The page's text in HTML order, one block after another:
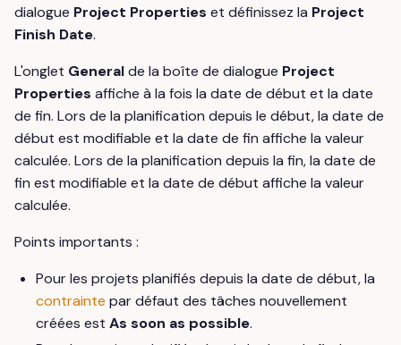
dialogue Project Properties et définissez la Project
Finish Date.
L'onglet Generalde la boîte de dialogue Project
Properties affiche à la fois la date de début et la date
de fin. Lors de la planification depuis le début, la date de
début est modifiable et la date de fin affiche la valeur
calculée. Lors de la planification depuis la fin, la date de
fin est modifiable et la date de début affiche la valeur
calculée.
Points importants :
Pour les projets planifiés depuis la date de début, la
contrainte par défaut des tâches nouvellement
créées est As soon as possible.